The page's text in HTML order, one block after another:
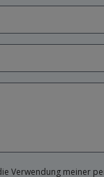
Verwendung meiner